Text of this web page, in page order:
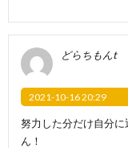
どらちもんt
2021-10-16 20:29
努力した分だけ自分
ん！